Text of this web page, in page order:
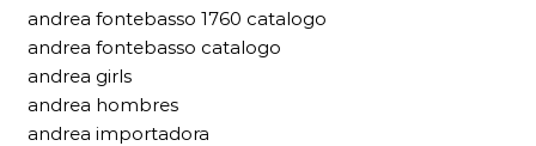
andrea fontebasso 1760 catalogo
andrea fontebasso catalogo
andrea girls
andrea hombres
andrea importadora